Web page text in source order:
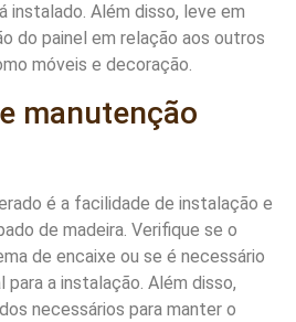
instalado. Além disso, leve em
do painel em relação aos outros
móveis e decoração.
manutenção
é a facilidade de instalação e
de madeira. Verifique se o
de encaixe ou se é necessário
a instalação. Além disso,
necessários para manter o